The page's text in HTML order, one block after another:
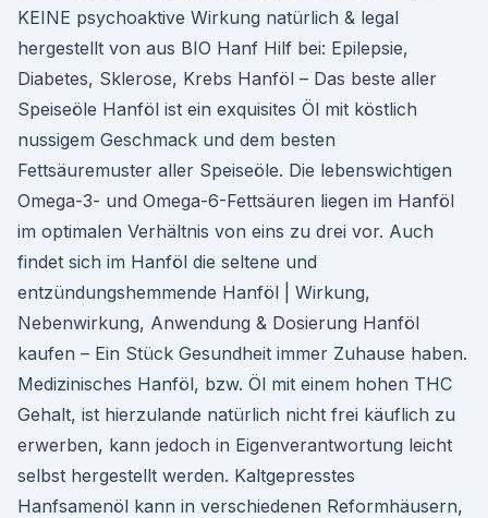
KEINE psychoaktive Wirkung natürlich & legal
hergestellt von aus BIO Hanf Hilf bei: Epilepsie,
Diabetes, Sklerose, Krebs Hanföl – Das beste aller
Speiseöle Hanföl ist ein exquisites Öl mit köstlich
nussigem Geschmack und dem besten
Fettsäuremuster aller Speiseöle. Die lebenswichtigen
Omega-3- und Omega-6-Fettsäuren liegen im Hanföl
im optimalen Verhältnis von eins zu drei vor. Auch
findet sich im Hanföl die seltene und
entzündungshemmende Hanföl | Wirkung,
Nebenwirkung, Anwendung & Dosierung Hanföl
kaufen – Ein Stück Gesundheit immer Zuhause haben.
Medizinisches Hanföl, bzw. Öl mit einem hohen THC
Gehalt, ist hierzulande natürlich nicht frei käuflich zu
erwerben, kann jedoch in Eigenverantwortung leicht
selbst hergestellt werden. Kaltgepresstes
Hanfsamenöl kann in verschiedenen Reformhäusern,